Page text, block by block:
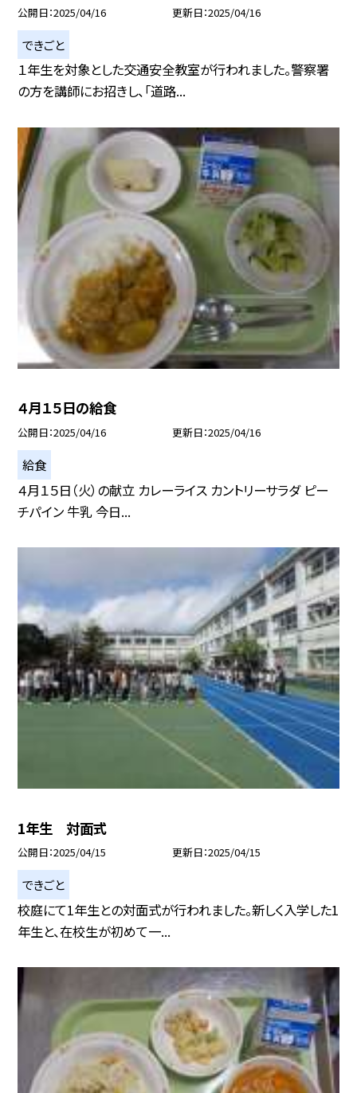
公開日 2025/04/16 更新日 2025/04/16
できごと
１年生を対象とした交通安全教室が行われました。警察署
の方を講師にお招きし、「道路...
４月１５日の給食
公開日 2025/04/16 更新日 2025/04/16
給食
４月１５日（火）の献立 カレーライス カントリーサラダ ピー
チパイン 牛乳 今日...
1年生 対面式
公開日 2025/04/15 更新日 2025/04/15
できごと
校庭にて1年生との対面式が行われました。新しく入学した1
年生と、在校生が初めて一...